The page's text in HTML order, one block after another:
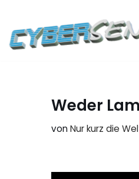
Zum
Inhalt
Weder
vonNur kurz die